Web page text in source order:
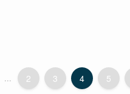
... 2 3 4 5